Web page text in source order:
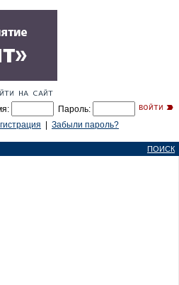
Пароль:
Забыли пароль?
ПОИСК